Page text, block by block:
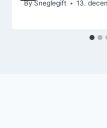
BySneglegift 13.